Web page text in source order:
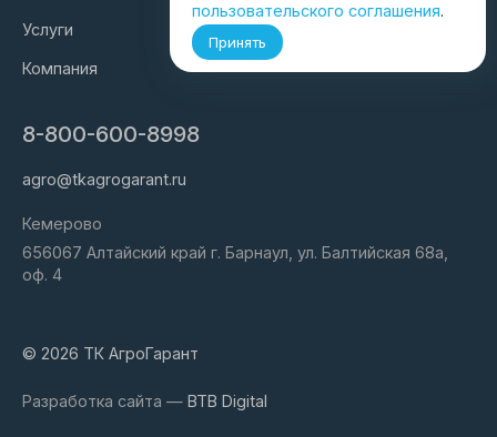
Услуги
Компания
8-800-600-8998
agro@tkagrogarant.ru
Кемерово
656067 Алтайский край г. Барнаул, ул. Балтийская 68а,
оф. 4
пользовательского соглашения.
Принять
© 2026 ТК АгроГарант
Разработка сайта — BTB Digital